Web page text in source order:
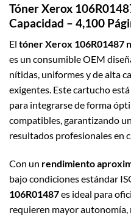
Tóner Xerox
Capacidad – 4,100
El tóner Xerox 106R01487
es un consumible OEM
nítidas, uniformes y de alta
exigentes. Este cartucho
para integrarse de forma
compatibles, garantizando
resultados profesionales en
Con un rendimiento
bajo condiciones estándar
106R01487es ideal para
requieren mayor autonomía,